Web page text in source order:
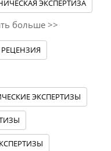
ЭКСПЕРТИЗА
РЕЦЕНЗИЯ
ЭКСПЕРТИЗЫ
больше >>